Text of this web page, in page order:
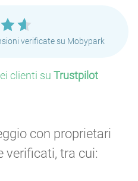
verificate su Mobypark
clienti su Trustpilot
con proprietari
verificati, tra cui: